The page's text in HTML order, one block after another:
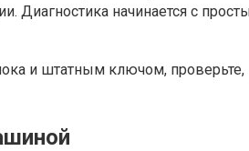
Диагностика начинается с
и штатным ключом,